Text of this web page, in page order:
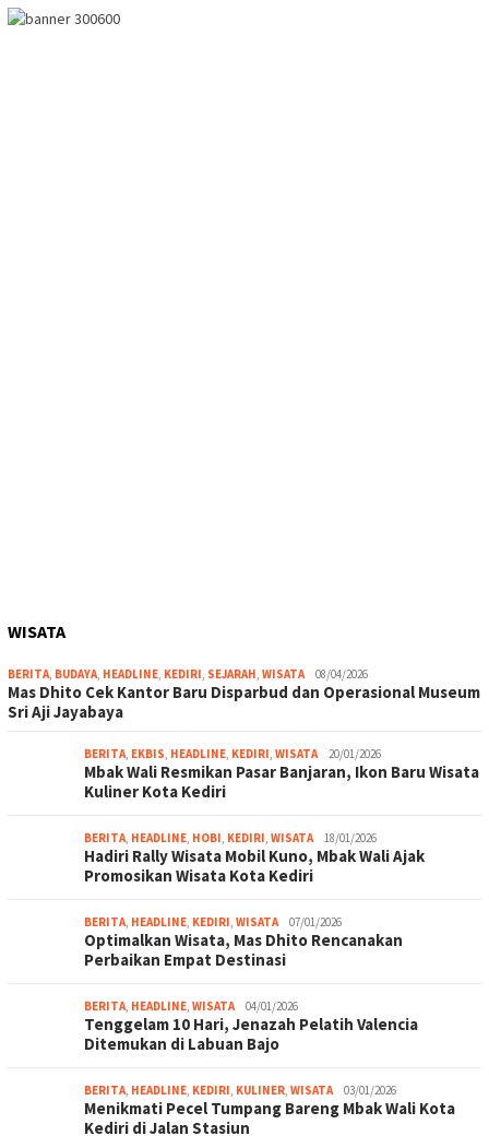
WISATA
BERITA, BUDAYA, HEADLINE, KEDIRI, SEJARAH, WISATA 08/04/2026
Mas Dhito Cek Kantor Baru Disparbud dan Operasional Museum
Sri Aji Jayabaya
BERITA, EKBIS, HEADLINE, KEDIRI, WISATA 20/01/2026
Mbak Wali Resmikan Pasar Banjaran, Ikon Baru Wisata
Kuliner Kota Kediri
BERITA, HEADLINE, HOBI, KEDIRI, WISATA 18/01/2026
Hadiri Rally Wisata Mobil Kuno, Mbak Wali Ajak
Promosikan Wisata Kota Kediri
BERITA, HEADLINE, KEDIRI, WISATA 07/01/2026
Optimalkan Wisata, Mas Dhito Rencanakan
Perbaikan Empat Destinasi
BERITA, HEADLINE, WISATA 04/01/2026
Tenggelam 10 Hari, Jenazah Pelatih Valencia
Ditemukan di Labuan Bajo
BERITA, HEADLINE, KEDIRI, KULINER, WISATA 03/01/2026
Menikmati Pecel Tumpang Bareng Mbak Wali Kota
Kediri di Jalan Stasiun